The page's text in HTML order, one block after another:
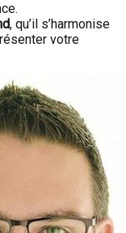
, qu’il s’harmonise
votre